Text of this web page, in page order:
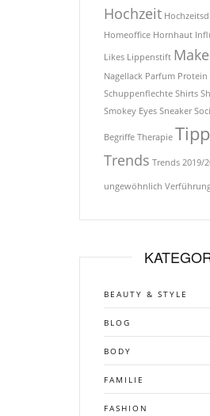
Hochzeit
Homeoffice Hornhaut
Likes Lippenstift
Nagellack Parfum Protein
Schuppenflechte Shirts
Smokey Eyes Sneaker
Begriffe Therapie
Trends Trends 2019/
ungewöhnlich
BEAUTY & STYLE
BLOG
BODY
FAMILIE
FASHION